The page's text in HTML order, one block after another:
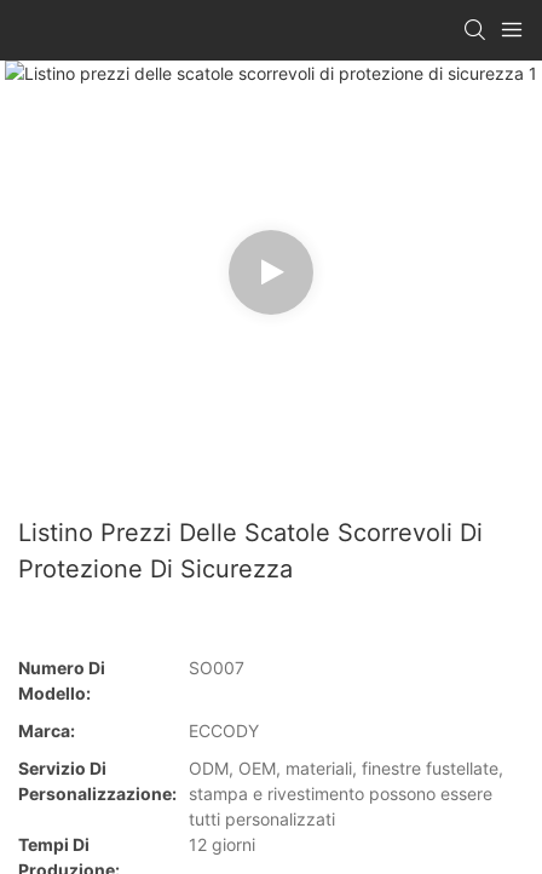
Listino Prezzi Delle Scatole Scorrevoli Di
Protezione Di Sicurezza
Numero Di
Modello:
SO007
Marca:
ECCODY
Servizio Di
Personalizzazione:
ODM, OEM, materiali, finestre fustellate,
stampa e rivestimento possono essere
tutti personalizzati
Tempi Di
12 giorni